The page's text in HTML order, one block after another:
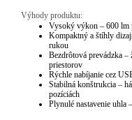
Výhody produktu:
Vysoký výkon – 600 lm
Kompaktný a štíhly
rukou
Bezdrôtová prevádzka
priestorov
Rýchle nabíjanie cez
Stabilná konštrukcia –
pozíciách
Plynulé nastavenie uhla